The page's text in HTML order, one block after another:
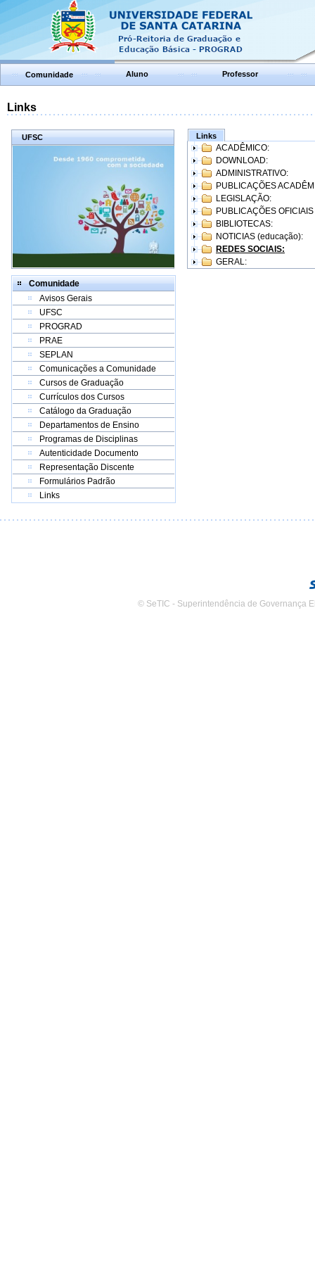
Comunidade Aluno Professor
Links
UFSC
Comunidade
Avisos Gerais
UFSC
PROGRAD
PRAE
SEPLAN
Comunicações a Comunidade
Cursos de Graduação
Currículos dos Cursos
Catálogo da Graduação
Departamentos de Ensino
Programas de Disciplinas
Autenticidade Documento
Representação Discente
Formulários Padrão
Links
Links
ACADÊMICO:
DOWNLOAD:
ADMINISTRATIVO:
PUBLICAÇÕES
LEGISLAÇÃO:
PUBLICAÇÕES
BIBLIOTECAS:
NOTICIAS (educação):
REDES SOCIAIS:
GERAL:
© SeTIC - Superintendência de Governança